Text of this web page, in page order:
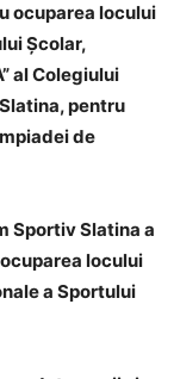
ocuparea locului
Şcolar,
al Colegiului
pentru
de
Sportiv Slatina a
locului
a Sportului